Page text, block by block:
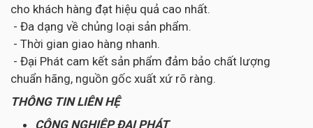
cho khách hàng đạt hiệu quả cao nhất.
- Đa dạng về chủng loại sản phẩm.
- Thời gian giao hàng nhanh.
- Đại Phát cam kết sản phẩm đảm bảo chất lượng
chuẩn hãng, nguồn gốc xuất xứ rõ ràng.
THÔNG TIN LIÊN HỆ
CÔNG NGHIỆP ĐẠI PHÁT